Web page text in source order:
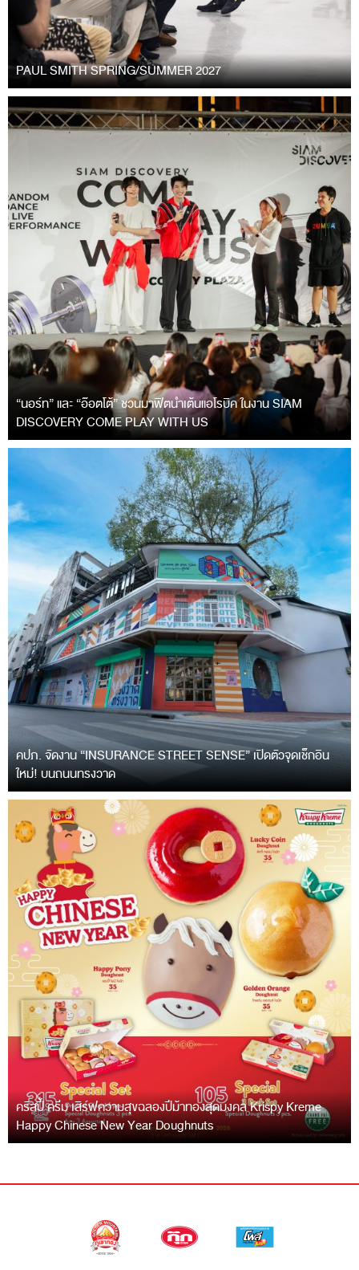
PAUL SMITH SPRING/SUMMER 2027
“นอร์ท” และ “อ๊อตโต้” ชวนมาฟิตนำเต้นแอโรบิค ในงาน SIAM
DISCOVERY COME PLAY WITH US
คปภ. จัดงาน “INSURANCE STREET SENSE” เปิดตัวจุดเช็กอิน
ใหม่! บนถนนทรงวาด
คริสปี้ ครีม เสิร์ฟความสุขฉลองปีม้าทองสุดมงคล Krispy Kreme
Happy Chinese New Year Doughnuts